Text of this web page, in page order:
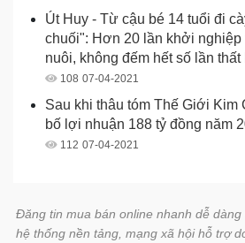
Út Huy - Từ cậu bé 14 tuổi đi
chuối": Hơn 20 lần khởi nghiệp
nuôi, không đếm hết số lần thất
108 07-04-2021
Sau khi thâu tóm Thế Giới
bố lợi nhuận 188 tỷ đồng năm
112 07-04-2021
Đăng tin mua bán online nhanh dễ dàng
hệ thống nền tảng, mạng xã hội hỗ trợ